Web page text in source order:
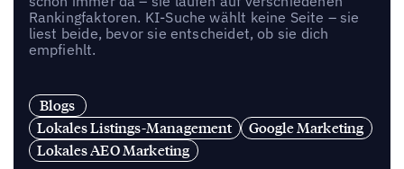
Rankingfaktoren. KI-Suche wählt keine Seite – sie
liest beide, bevor sie entscheidet, ob sie dich
empfiehlt.
Blogs
Lokales Listings-Management
Google Marketing
Lokales AEO Marketing